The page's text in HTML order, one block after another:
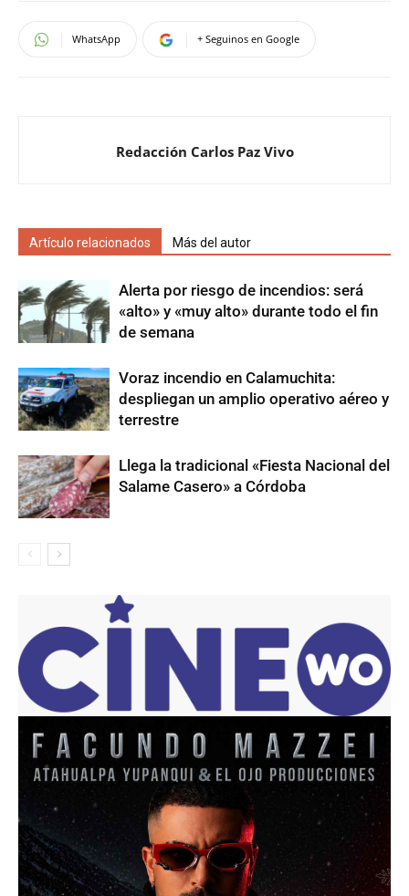
WhatsApp + Seguinos en Google
Redacción Carlos Paz Vivo
Artículo relacionados Más del autor
Alerta por riesgo de incendios: será
«alto» y «muy alto» durante todo el fin
de semana
Voraz incendio en Calamuchita:
despliegan un amplio operativo aéreo y
terrestre
Llega la tradicional «Fiesta Nacional del
Salame Casero» a Córdoba